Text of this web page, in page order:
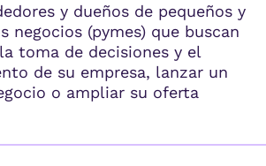
y dueños de pequeños y
negocios (pymes) que buscan
toma de decisiones y el
de su empresa, lanzar un
o ampliar su oferta